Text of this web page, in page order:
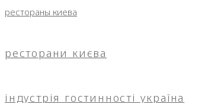
рестораны киева
ресторани києва
індустрія гостинності україна